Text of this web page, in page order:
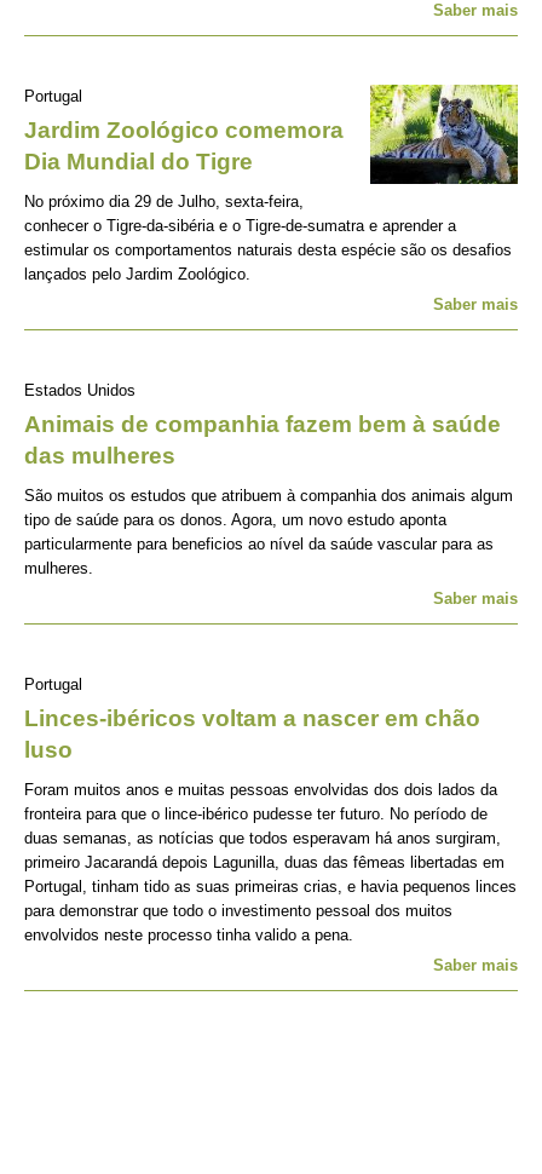
Saber mais
Portugal
Jardim Zoológico comemora
Dia Mundial do Tigre
No próximo dia 29 de Julho, sexta-feira,
conhecer o Tigre-da-sibéria e o Tigre-de-sumatra e aprender a
estimular os comportamentos naturais desta espécie são os desafios
lançados pelo Jardim Zoológico.
Saber mais
Estados Unidos
Animais de companhia fazem bem à saúde
das mulheres
São muitos os estudos que atribuem à companhia dos animais algum
tipo de saúde para os donos. Agora, um novo estudo aponta
particularmente para beneficios ao nível da saúde vascular para as
mulheres.
Saber mais
Portugal
Linces-ibéricos voltam a nascer em chão
luso
Foram muitos anos e muitas pessoas envolvidas dos dois lados da
fronteira para que o lince-ibérico pudesse ter futuro. No período de
duas semanas, as notícias que todos esperavam há anos surgiram,
primeiro Jacarandá depois Lagunilla, duas das fêmeas libertadas em
Portugal, tinham tido as suas primeiras crias, e havia pequenos linces
para demonstrar que todo o investimento pessoal dos muitos
envolvidos neste processo tinha valido a pena.
Saber mais